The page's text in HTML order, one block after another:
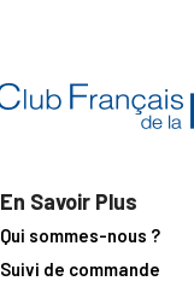
En Savoir Plus
Qui sommes-nous ?
Suivi de commande